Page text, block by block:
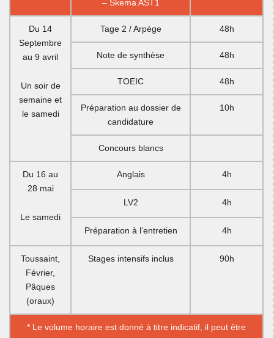
– Skema AST1
Du 14
Septembre
au 9 avril
Un soir de
semaine et
le samedi
Tage 2 / Arpège 48h
Note de synthèse 48h
TOEIC 48h
Préparation au dossier de
candidature
10h
Concours blancs
Du 16 au
28 mai
Le samedi
Anglais 4h
LV2 4h
Préparation à l’entretien 4h
Toussaint,
Février,
Pâques
(oraux)
Stages intensifs inclus 90h
* Le volume horaire est donné à titre indicatif, il peut être